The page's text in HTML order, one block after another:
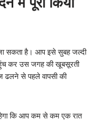
सकता है। आप इसे सुबह जल्दी
कर उस जगह की खूबसूरती
से पहले वापसी की
कि आप कम से कम एक रात